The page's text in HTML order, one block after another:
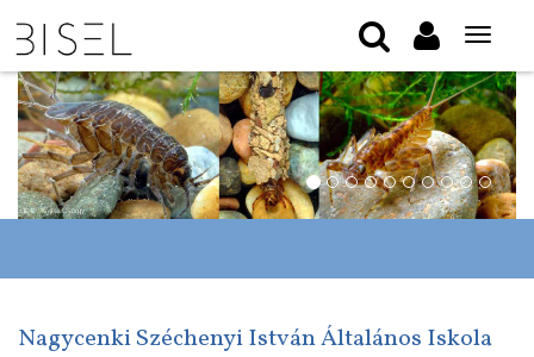
Nagycenki Széchenyi István Általános Iskola